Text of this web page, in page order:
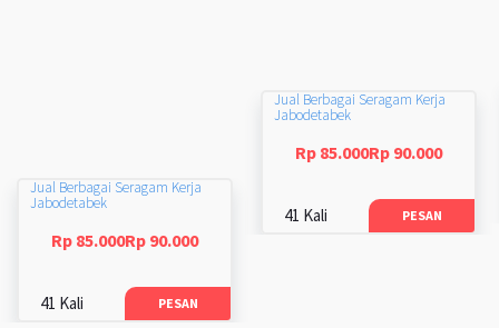
Jual Berbagai Seragam Kerja
Jabodetabek
Rp 85.000Rp 90.000
41 Kali PESAN
Jual Berbagai Seragam Kerja
Jabodetabek
Rp 85.000Rp 90.000
41 Kali PESAN